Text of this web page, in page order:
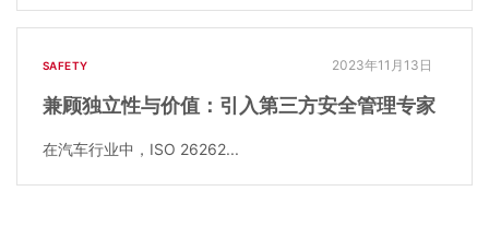
SAFETY 2023年11月13日
兼顾独立性与价值：引入第三方安全管理专家
在汽车行业中，ISO 26262...